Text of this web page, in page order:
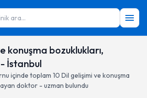
ara...
konuşma bozuklukları,
İstanbul
içinde toplam 10 Dil gelişimi ve konuşma
doktor - uzman bulundu